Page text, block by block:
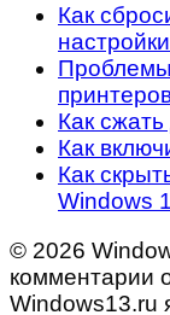
Как
Проблемы
Как
Как
Как
Windows
© 2026
комментарии
Windows13.ru